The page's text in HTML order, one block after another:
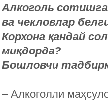
Алкоголь
ва чекловлар
Корхона қандай
миқдорда?
Бошловчи
– Алкоголли